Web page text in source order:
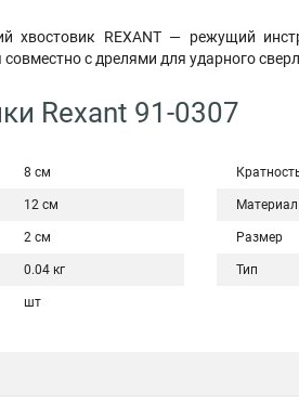
хвостовик REXANT — режущий
с дрелями для ударного
Rexant 91-0307
8 см
12 см
2 см
0.04 кг
шт
Размер
Тип